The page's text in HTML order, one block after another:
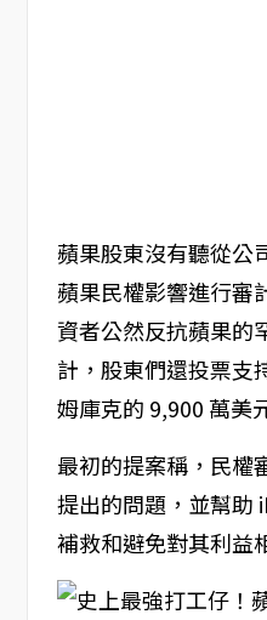
蘋果股東沒有聽從公
蘋果民權影響進行審
資者公然反抗蘋果的
計，股東們還投票支
姆庫克的 9,900 萬美
最初的提案稱，民權
提出的問題，並幫助
補救和避免對其利益